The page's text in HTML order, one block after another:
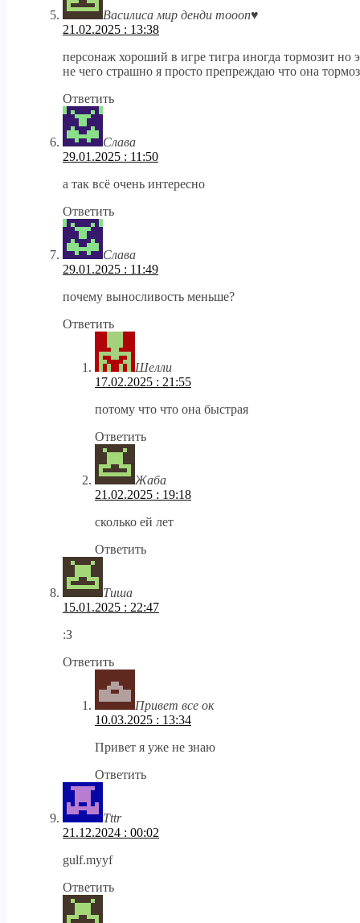
Василиса мир денди тоооп♥️
21.02.2025 : 13:38
персонаж хороший в игре тигра иногда тормозит но
не чего страшно я просто препреждаю что она
Ответить
Слава
29.01.2025 : 11:50
а так всё очень интересно
Ответить
Слава
29.01.2025 : 11:49
почему выносливость меньше?
Ответить
Шелли
17.02.2025 : 21:55
потому что что она быстрая
Ответить
Жаба
21.02.2025 : 19:18
сколько ей лет
Ответить
Тиша
15.01.2025 : 22:47
:З
Ответить
Привет все ок
10.03.2025 : 13:34
Привет я уже не знаю
Ответить
Tttr
21.12.2024 : 00:02
gulf.myyf
Ответить